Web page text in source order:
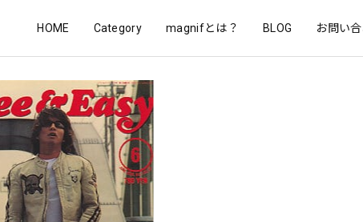
HOME Category magnifとは？ BLOG お問い